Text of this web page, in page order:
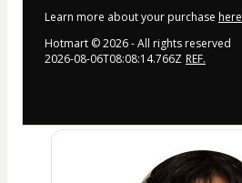
Learn more about your purchase here
Hotmart ©2026- All rights reserved
2026-08-06T08:08:14.766Z REF.